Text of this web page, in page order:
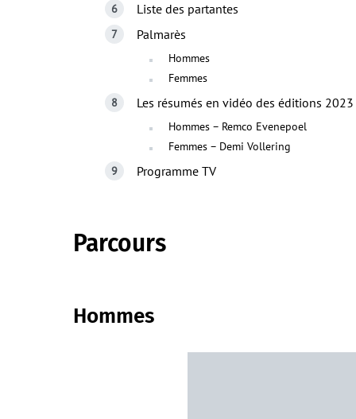
Liste des partantes
Palmarès
Hommes
Femmes
Les résumés en vidéo des éditions 2023
Hommes – Remco Evenepoel
Femmes – Demi Vollering
Programme TV
Parcours
Hommes